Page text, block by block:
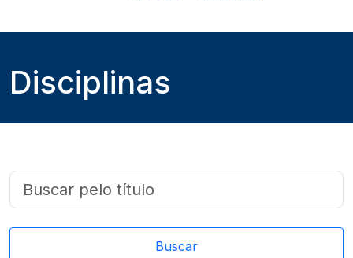
Disciplinas
Buscar